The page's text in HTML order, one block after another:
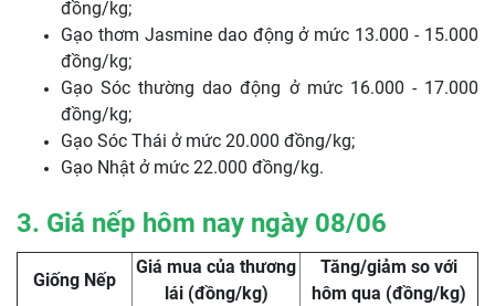
đồng/kg;
Gạo thơm Jasmine dao động ở mức 13.000 - 15.000
đồng/kg;
Gạo Sóc thường dao động ở mức 16.000 - 17.000
đồng/kg;
Gạo Sóc Thái ở mức 20.000 đồng/kg;
Gạo Nhật ở mức 22.000 đồng/kg.
3. Giá nếp hôm nay ngày 08/06
Giống Nếp
Giá mua của thương
lái (đồng/kg)
Tăng/giảm so với
hôm qua (đồng/kg)